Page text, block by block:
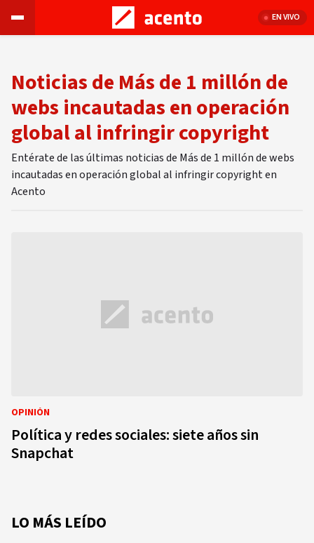
EN VIVO
Noticias de Más de 1 millón de
webs incautadas en operación
global al infringir copyright
Entérate de las últimas noticias de Más de 1 millón de webs
incautadas en operación global al infringir copyright en
Acento
OPINIÓN
Política y redes sociales: siete años sin
Snapchat
LO MÁS LEÍDO